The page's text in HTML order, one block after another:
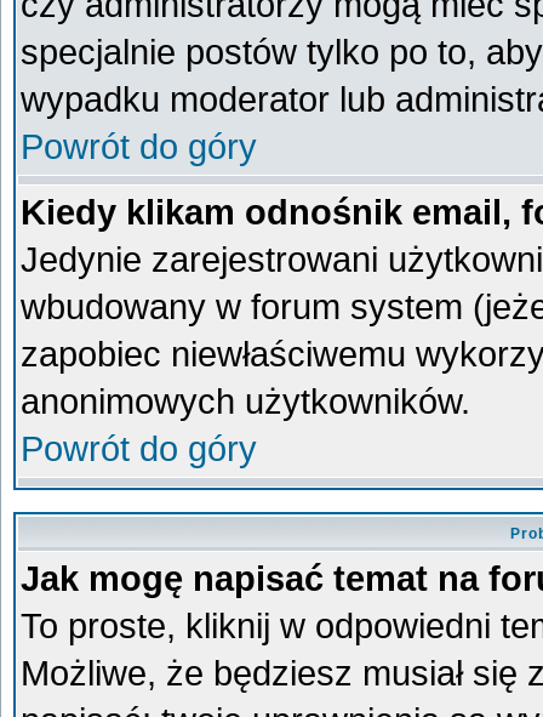
specjalnie postów tylko po to,
wypadku moderator lub
Powrót do góry
Kiedy klikam odnośnik email,
Jedynie zarejestrowani
wbudowany w forum system
zapobiec niewłaściwemu
anonimowych użytkowników.
Powrót do góry
Jak mogę napisać temat na
To proste, kliknij w odpowiedni
Możliwe, że będziesz musiał się